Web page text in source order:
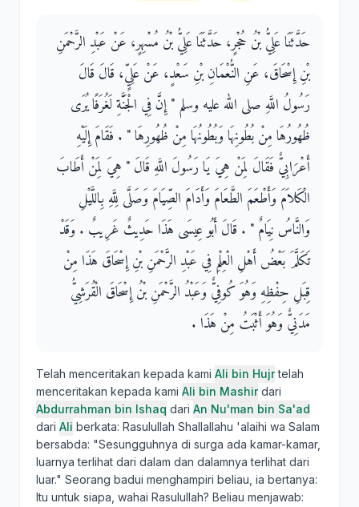
حَدَّثَنَا عَلِيُّ بْنُ حُجْرٍ، حَدَّثَنَا عَلِيُّ بْنُ مُسْهِرٍ، عَنْ عَبْدِ الرَّحْمَنِ
بْنِ إِسْحَاقَ، عَنِ النُّعْمَانِ بْنِ سَعْدٍ، عَنْ عَلِيٍّ، قَالَ قَالَ
رَسُولُ اللَّهِ صلى الله عليه وسلم ‏"‏ إِنَّ فِي الْجَنَّةِ لَغُرَفًا يُرَى
ظُهُورُهَا مِنْ بُطُونِهَا وَبُطُونُهَا مِنْ ظُهُورِهَا ‏"‏ ‏.‏ فَقَامَ إِلَيْهِ
أَعْرَابِيٌّ فَقَالَ لِمَنْ هِيَ يَا رَسُولَ اللَّهِ قَالَ ‏"‏ هِيَ لِمَنْ أَطَابَ
الْكَلاَمَ وَأَطْعَمَ الطَّعَامَ وَأَدَامَ الصِّيَامَ وَصَلَّى لِلَّهِ بِاللَّيْلِ
وَالنَّاسُ نِيَامٌ ‏"‏ ‏.‏ قَالَ أَبُو عِيسَى هَذَا حَدِيثٌ غَرِيبٌ ‏.‏ وَقَدْ
تَكَلَّمَ بَعْضُ أَهْلِ الْعِلْمِ فِي عَبْدِ الرَّحْمَنِ بْنِ إِسْحَاقَ هَذَا مِنْ
قِبَلِ حِفْظِهِ وَهُوَ كُوفِيٌّ وَعَبْدُ الرَّحْمَنِ بْنُ إِسْحَاقَ الْقُرَشِيُّ
مَدَنِيٌّ وَهُوَ أَثْبَتُ مِنْ هَذَا ‏.‏
Telah menceritakan kepada kami Ali bin Hujrtelah
menceritakan kepada kami Ali bin Mashirdari
Abdurrahman bin Ishaq dari An Nu'man bin Sa'ad
dari Ali berkata: Rasulullah Shallallahu 'alaihi wa Salam
bersabda: "Sesungguhnya di surga ada kamar-kamar,
luarnya terlihat dari dalam dan dalamnya terlihat dari
luar." Seorang badui menghampiri beliau, ia bertanya:
Itu untuk siapa, wahai Rasulullah? Beliau menjawab: